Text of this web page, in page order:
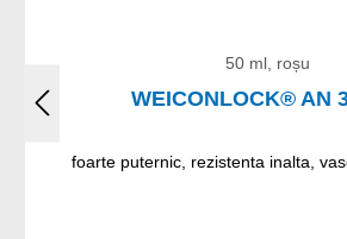
50 ml, roșu
WEICONLOCK® AN
foarte puternic, rezistenta inalta,